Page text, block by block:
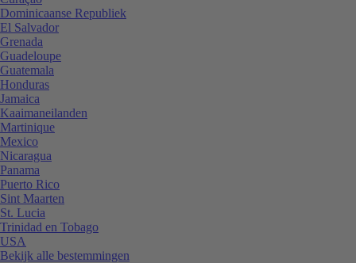
Dominicaanse Republiek
El Salvador
Grenada
Guadeloupe
Guatemala
Honduras
Jamaica
Kaaimaneilanden
Martinique
Mexico
Nicaragua
Panama
Puerto Rico
Sint Maarten
St. Lucia
Trinidad en Tobago
USA
Bekijk alle bestemmingen